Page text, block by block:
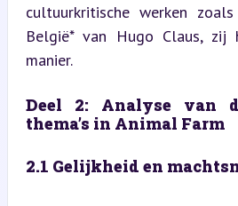
cultuurkritische werken
België* van Hugo Claus, zij
manier.
Deel 2: Analyse van
thema’s in Animal Farm
2.1 Gelijkheid en